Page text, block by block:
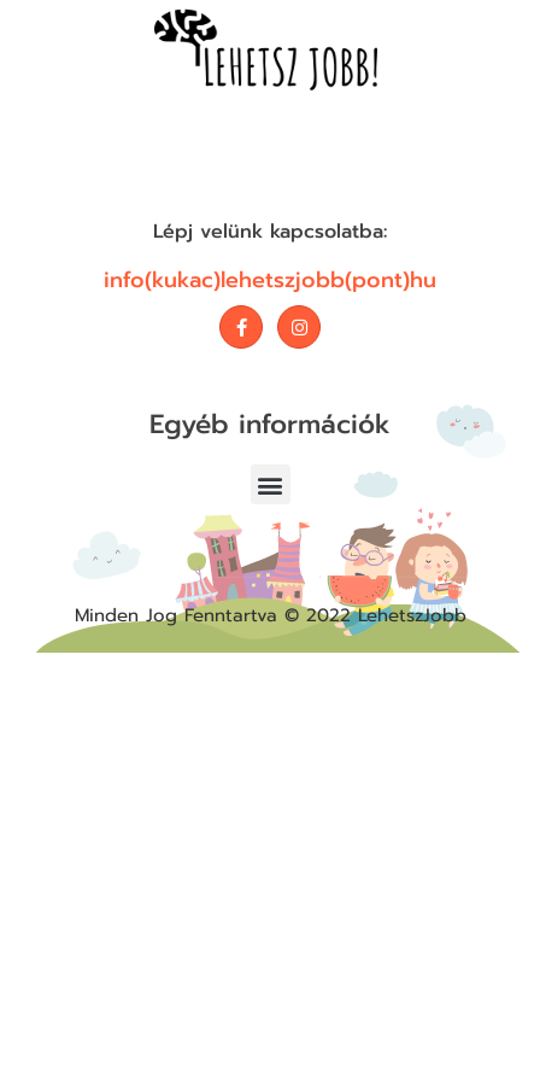
Lépj velünk kapcsolatba:
info(kukac)lehetszjobb(pont)hu
Egyéb információk
Minden Jog Fenntartva © 2022 LehetszJobb